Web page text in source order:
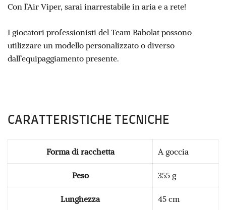
Con l’Air Viper, sarai inarrestabile in aria e a rete!
I giocatori professionisti del Team Babolat possono
utilizzare un modello personalizzato o diverso
dall’equipaggiamento presente.
CARATTERISTICHE TECNICHE
Forma di racchetta A goccia
Peso 355 g
Lunghezza 45 cm